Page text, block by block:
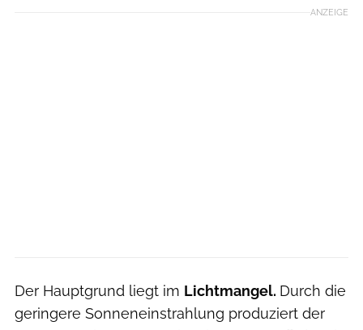
ANZEIGE
Der Hauptgrund liegt im Lichtmangel. Durch die
geringere Sonneneinstrahlung produziert der